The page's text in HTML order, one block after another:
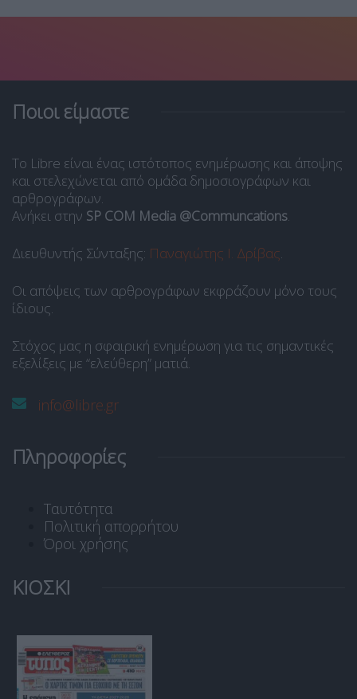
Ποιοι είμαστε
Το Libre είναι ένας ιστότοπος ενημέρωσης και άποψης
και στελεχώνεται από ομάδα δημοσιογράφων και
αρθρογράφων.
Ανήκει στην SP COM Media @Communcations.
Διευθυντής Σύνταξης: Παναγιώτης Ι. Δρίβας.
Οι απόψεις των αρθρογράφων εκφράζουν μόνο τους
ίδιους.
Στόχος μας η σφαιρική ενημέρωση για τις σημαντικές
εξελίξεις με “ελεύθερη” ματιά.
info@libre.gr
Πληροφορίες
Ταυτότητα
Πολιτική απορρήτου
Όροι χρήσης
ΚΙΟΣΚΙ